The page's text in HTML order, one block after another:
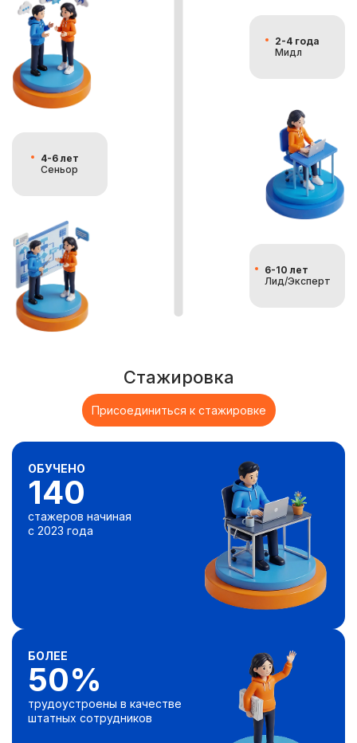
2-4 года
Мидл
4-6 лет
Сеньор
6-10 лет
Лид/Эксперт
Стажировка
Присоединиться к стажировке
ОБУЧЕНО
140
стажеров начиная
с 2023 года
БОЛЕЕ
50%
трудоустроены в качестве
штатных сотрудников